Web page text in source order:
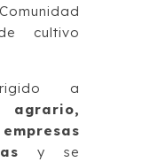
cultivo
a
agrario,
y se